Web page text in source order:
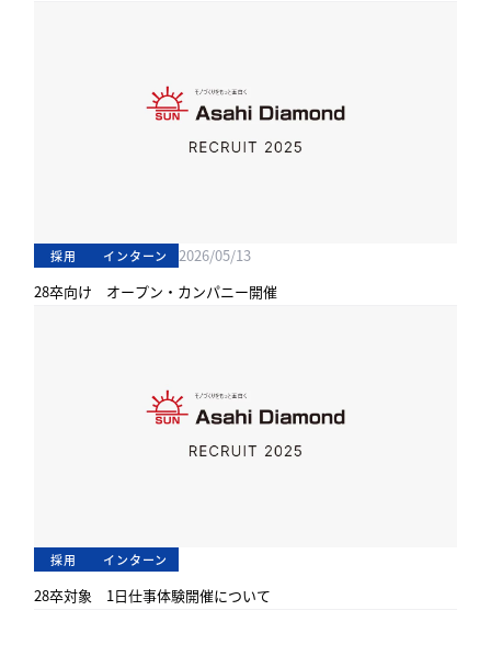
採用 インターン
2026/05/13
28卒向け オープン・カンパニー開催
採用 インターン
28卒対象 1日仕事体験開催について